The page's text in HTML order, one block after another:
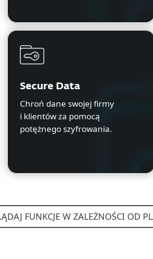
Secure Data
Chroń dane swojej firmy
i klientów za pomocą
potężnego szyfrowania.
FUNKCJE W ZALEŻNOŚCI OD